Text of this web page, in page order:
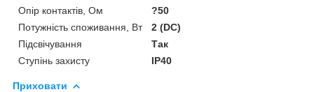
Опір контактів, Ом
?50
Потужність споживання, Вт
2 (DC)
Підсвічування
Так
Ступінь захисту
IP40
Приховати